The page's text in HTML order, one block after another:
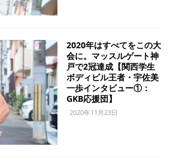
2020年はすべてをこの大
会に。マッスルゲート神
戸で2冠達成【関西学生
ボディビル王者・宇佐美
一歩インタビュー①：
GKB応援団】
2020年11月23日